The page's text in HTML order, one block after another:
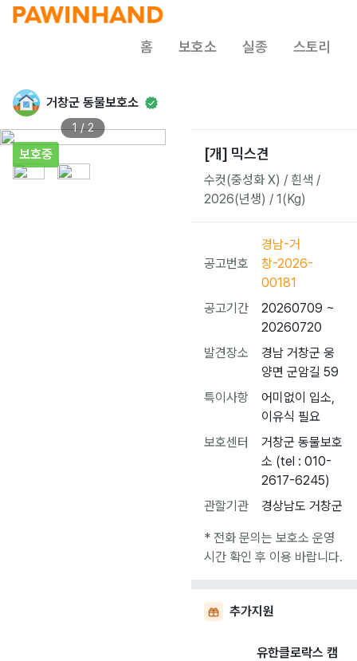
홈 보호소 실종 스토리
거창군 동물보호소
보호중
1 / 2
[개] 믹스견
수컷(중성화 X) / 흰색 /
2026(년생) / 1(Kg)
공고번호
경남-거
창-2026-
00181
공고기간
20260709 ~
20260720
발견장소
경남 거창군 웅
양면 군암길 59
특이사항
어미없이 입소,
이유식 필요
보호센터
거창군 동물보호
소 (tel : 010-
2617-6245)
관할기관
경상남도 거창군
* 전화 문의는 보호소 운영
시간 확인 후 이용 바랍니다.
추가지원
유한클로락스 캠